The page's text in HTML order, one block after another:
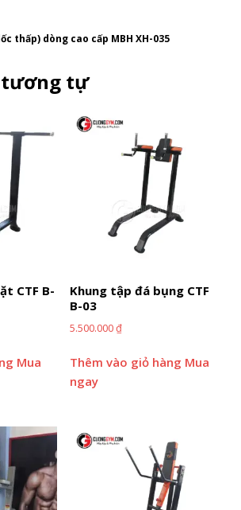
thấp) dòng cao cấp MBH XH-035
tương tự
CTF B-
Mua
Khung tập đá bụng CTF
B-03
5.500.000₫
Thêm vào giỏ hàng Mua
ngay